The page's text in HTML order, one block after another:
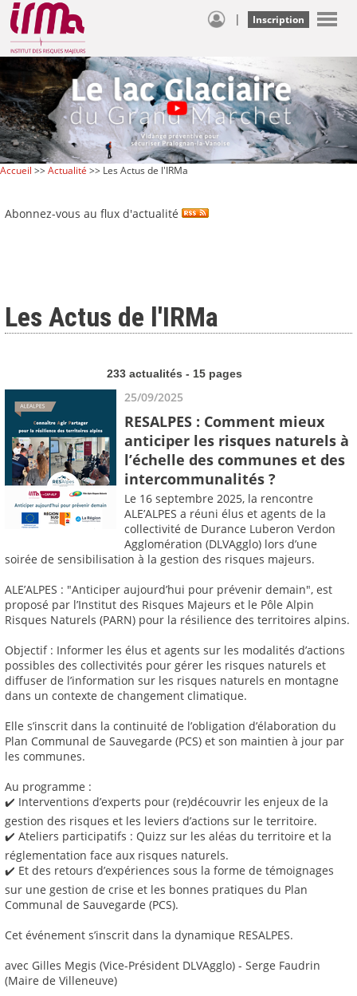
| Inscription
Accueil >>Actualité >> Les Actus de l'IRMa
Abonnez-vous au flux d'actualité
Les Actus de l'IRMa
233 actualités - 15 pages
25/09/2025
RESALPES : Comment mieux
anticiper les risques naturels à
l’échelle des communes et des
intercommunalités ?
Le 16 septembre 2025, la rencontre
ALE’ALPES a réuni élus et agents de la
collectivité de Durance Luberon Verdon
Agglomération (DLVAgglo) lors d’une
soirée de sensibilisation à la gestion des risques majeurs.
ALE’ALPES : "Anticiper aujourd’hui pour prévenir demain", est
proposé par l’Institut des Risques Majeurs et le Pôle Alpin
Risques Naturels (PARN) pour la résilience des territoires alpins.
Objectif : Informer les élus et agents sur les modalités d’actions
possibles des collectivités pour gérer les risques naturels et
diffuser de l’information sur les risques naturels en montagne
dans un contexte de changement climatique.
Elle s’inscrit dans la continuité de l’obligation d’élaboration du
Plan Communal de Sauvegarde (PCS) et son maintien à jour par
les communes.
Au programme :
✔️ Interventions d’experts pour (re)découvrir les enjeux de la
gestion des risques et les leviers d’actions sur le territoire.
✔️ Ateliers participatifs : Quizz sur les aléas du territoire et la
réglementation face aux risques naturels.
✔️ Et des retours d’expériences sous la forme de témoignages
sur une gestion de crise et les bonnes pratiques du Plan
Communal de Sauvegarde (PCS).
Cet événement s’inscrit dans la dynamique RESALPES.
avec Gilles Megis (Vice-Président DLVAgglo) - Serge Faudrin
(Maire de Villeneuve)